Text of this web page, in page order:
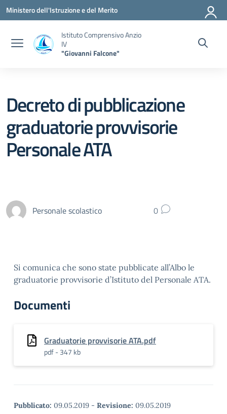
Vai ai contenuti
Vai al menu di navigazione
Vai al footer
Ministero dell'Istruzione e del Merito
Istituto Comprensivo Anzio
IV
"Giovanni Falcone"
Decreto di pubblicazione
graduatorie provvisorie
Personale ATA
Personale scolastico 0
Si comunica che sono state pubblicate all’Albo le
graduatorie provvisorie d’Istituto del Personale ATA.
Documenti
Graduatorie provvisorie ATA.pdf
pdf - 347 kb
Pubblicato: 09.05.2019 - Revisione: 09.05.2019